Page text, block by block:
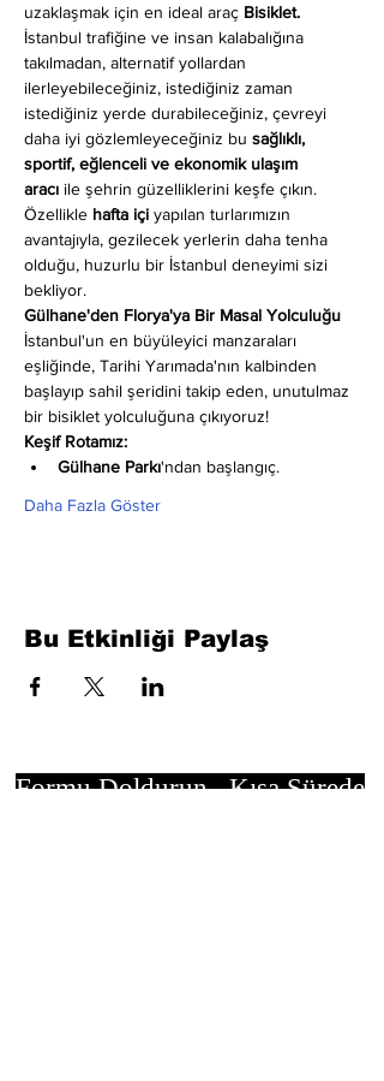
uzaklaşmak için en ideal araç Bisiklet.
İstanbul trafiğine ve insan kalabalığına
takılmadan, alternatif yollardan
ilerleyebileceğiniz, istediğiniz zaman
istediğiniz yerde durabileceğiniz, çevreyi
daha iyi gözlemleyeceğiniz bu sağlıklı,
sportif, eğlenceli ve ekonomik ulaşım
aracı ile şehrin güzelliklerini keşfe çıkın.
Özellikle hafta içi yapılan turlarımızın
avantajıyla, gezilecek yerlerin daha tenha
olduğu, huzurlu bir İstanbul deneyimi sizi
bekliyor.
Gülhane'den Florya'ya Bir Masal Yolculuğu
İstanbul'un en büyüleyici manzaraları
eşliğinde, Tarihi Yarımada'nın kalbinden
başlayıp sahil şeridini takip eden, unutulmaz
bir bisiklet yolculuğuna çıkıyoruz!
Keşif Rotamız:
Gülhane Parkı'ndan başlangıç.
Daha Fazla Göster
Bu Etkinliği Paylaş
Formu Doldurun. Kısa Sürede